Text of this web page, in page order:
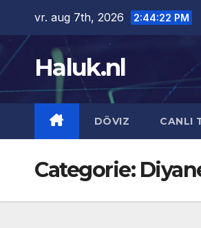
inhoud
vr. aug 7th, 2026 2:44:22 PM
Haluk.nl
DÖVIZ CANLI
Categorie: